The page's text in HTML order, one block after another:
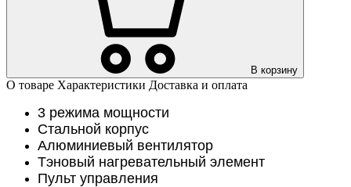
В корзину
О товаре Характеристики Доставка и оплата
3 режима мощности
Стальной корпус
Алюминиевый вентилятор
Тэновый нагревательный элемент
Пульт управления